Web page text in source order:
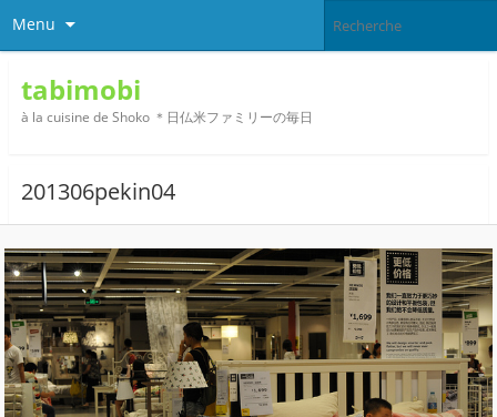
Menu
tabimobi
à la cuisine de Shoko ＊日仏米ファミリーの毎日
201306pekin04